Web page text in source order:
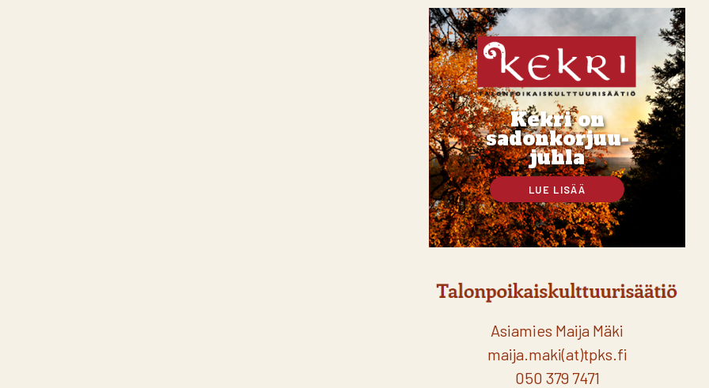
Kekri on
sadonkorjuu-
juhla
LUE LISÄÄ
Asiamies Maija Mäki
maija.maki(at)tpks.fi
050 379 7471